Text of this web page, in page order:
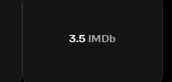
3.5 IMDb